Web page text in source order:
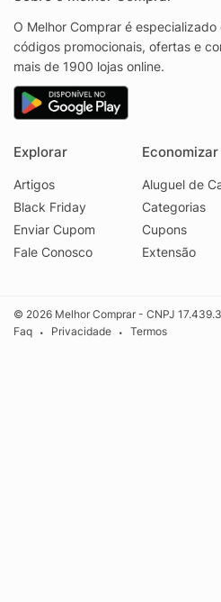
O Melhor Comprar é
códigos promocionais, ofertas e
mais de 1900 lojas online.
Explorar
Artigos
Black Friday
Enviar Cupom
Fale Conosco
Economizar
Aluguel de
Categorias
Cupons
Extensão
© 2026 Melhor Comprar - CNPJ
Faq
• Privacidade • Termos